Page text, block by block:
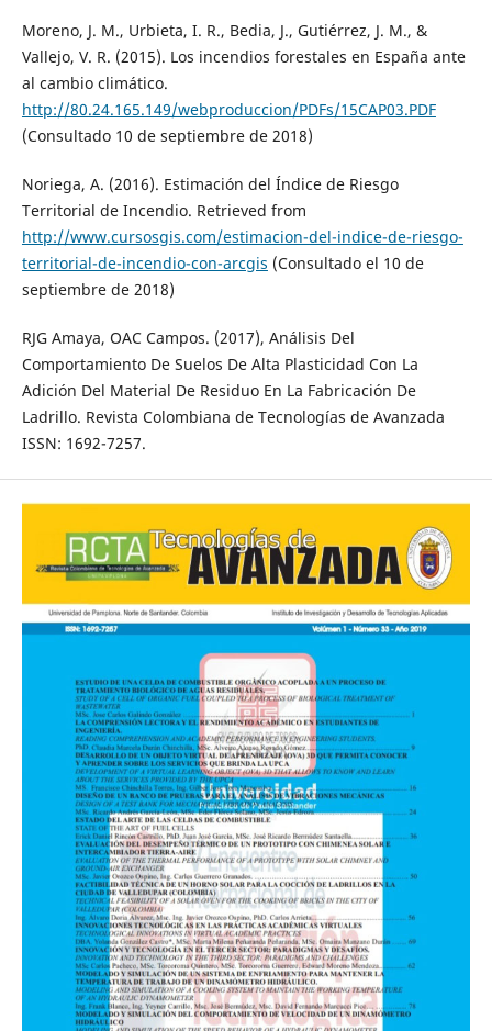
Moreno, J. M., Urbieta, I. R., Bedia, J., Gutiérrez, J. M., &
Vallejo, V. R. (2015). Los incendios forestales en España ante
al cambio climático.
http://80.24.165.149/webproduccion/PDFs/15CAP03.PDF
(Consultado 10 de septiembre de 2018)
Noriega, A. (2016). Estimación del Índice de Riesgo
Territorial de Incendio. Retrieved from
http://www.cursosgis.com/estimacion-del-indice-de-riesgo-
territorial-de-incendio-con-arcgis (Consultado el 10 de
septiembre de 2018)
RJG Amaya, OAC Campos. (2017), Análisis Del
Comportamiento De Suelos De Alta Plasticidad Con La
Adición Del Material De Residuo En La Fabricación De
Ladrillo. Revista Colombiana de Tecnologías de Avanzada
ISSN: 1692-7257.